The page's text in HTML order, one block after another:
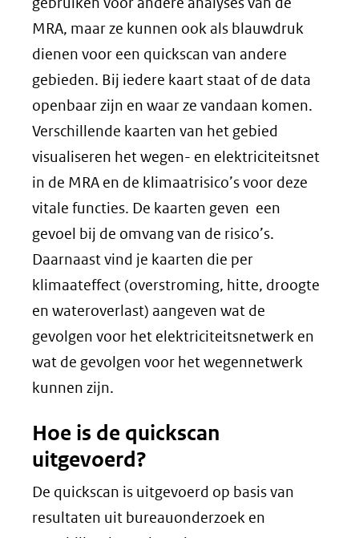
MRA, maar ze kunnen ook als blauwdruk
dienen voor een quickscan van andere
gebieden. Bij iedere kaart staat of de data
openbaar zijn en waar ze vandaan komen.
Verschillende kaarten van het gebied
visualiseren het wegen- en elektriciteitsnet
in de MRA en de klimaatrisico’s voor deze
vitale functies. De kaarten geven een
gevoel bij de omvang van de risico’s.
Daarnaast vind je kaarten die per
klimaateffect (overstroming, hitte, droogte
en wateroverlast) aangeven wat de
gevolgen voor het elektriciteitsnetwerk en
wat de gevolgen voor het wegennetwerk
kunnen zijn.
Hoe is de quickscan
uitgevoerd?
De quickscan is uitgevoerd op basis van
resultaten uit bureauonderzoek en